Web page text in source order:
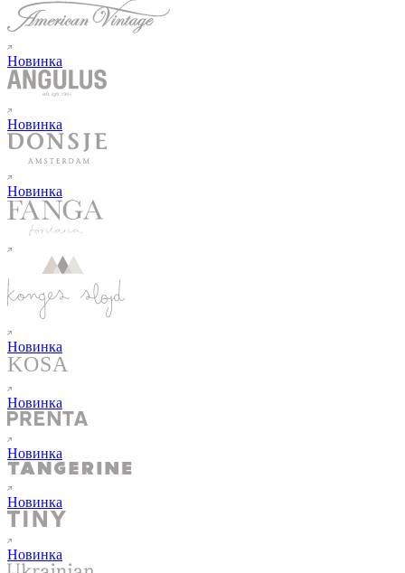
Новинка
Новинка
Новинка
Новинка
Новинка
Новинка
Новинка
Новинка